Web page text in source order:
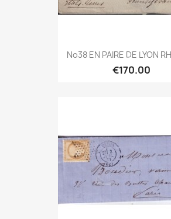
No38 EN PAIRE DE LYON
€170.00